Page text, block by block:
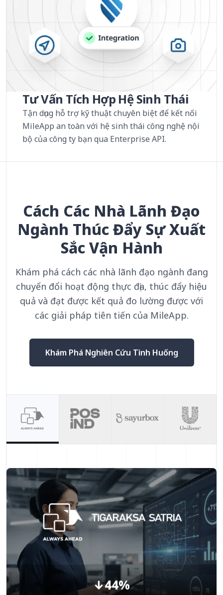
Tư Vấn Tích Hợp Hệ Sinh Thái
Tận dụng hỗ trợ kỹ thuật chuyên biệt để kết nối
MileApp an toàn với hệ sinh thái công nghệ nội
bộ của công ty bạn qua Enterprise API.
Cách Các Nhà Lãnh Đạo
Ngành Thúc Đẩy Sự Xuất
Sắc Vận Hành
Khám phá cách các nhà lãnh đạo ngành đang
chuyển đổi hoạt động thực địa, thúc đẩy hiệu
quả và đạt được kết quả đo lường được với
các giải pháp tiên tiến của MileApp.
Khám Phá Nghiên Cứu Tình Huống
↓44%